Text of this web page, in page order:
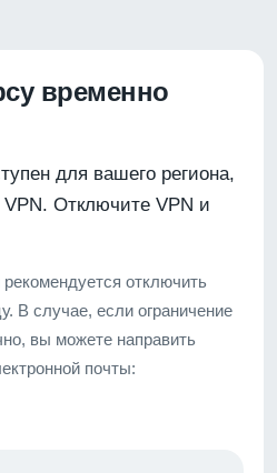
временно
для вашего региона,
Отключите VPN и
отключить
В случае, если ограничение
вы можете направить
почты: